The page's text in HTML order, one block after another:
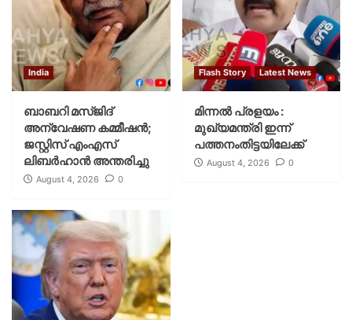
India
ബാബറി മസ്ജിദ്
അന്വേഷണ കമ്മീഷന്‍;
ജസ്റ്റിസ് എംഎസ്
ലിബര്‍ഹാന്‍ അന്തരിച്ചു
August 4, 2026 0
Flash Story Latest News
മിന്നല്‍ പ്രളയം :
മുഖ്യമന്ത്രി ഇന്ന്
പത്തനംതിട്ടയിലേക്ക്
August 4, 2026 0